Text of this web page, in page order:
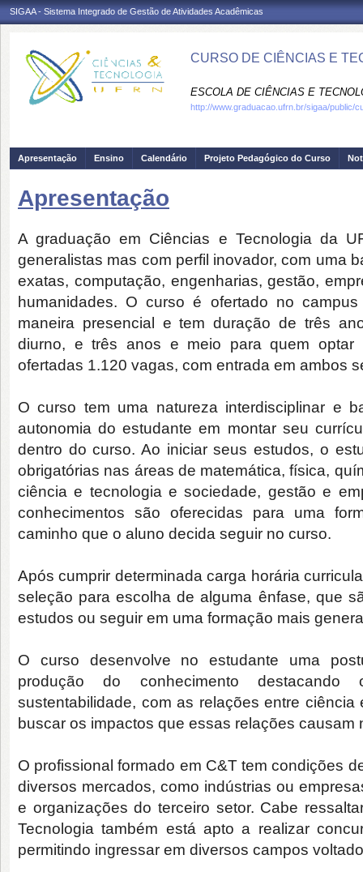
SIGAA - Sistema Integrado de Gestão de Atividades Acadêmicas
CURSO DE CIÊNCIAS E
ESCOLA DE CIÊNCIAS E
http://www.graduacao.ufrn.br/sigaa/public/
Apresentação Ensino Calendário Projeto Pedagógico do Curso
Apresentação
A graduação em Ciências e Tecnologia da
generalistas mas com perfil inovador, com uma
exatas, computação, engenharias, gestão,
humanidades. O curso é ofertado no
maneira presencial e tem duração de três
diurno, e três anos e meio para quem optar
ofertadas 1.120 vagas, com entrada em ambos
O curso tem uma natureza interdisciplinar e
autonomia do estudante em montar seu
dentro do curso. Ao iniciar seus estudos, o
obrigatórias nas áreas de matemática, física,
ciência e tecnologia e sociedade, gestão e
conhecimentos são oferecidas para uma
caminho que o aluno decida seguir no curso.
Após cumprir determinada carga horária
seleção para escolha de alguma ênfase, que
estudos ou seguir em uma formação mais
O curso desenvolve no estudante uma
produção do conhecimento
sustentabilidade, com as relações entre
buscar os impactos que essas relações causam
O profissional formado em C&T tem condições
diversos mercados, como indústrias ou
e organizações do terceiro setor. Cabe
Tecnologia também está apto a realizar
permitindo ingressar em diversos campos